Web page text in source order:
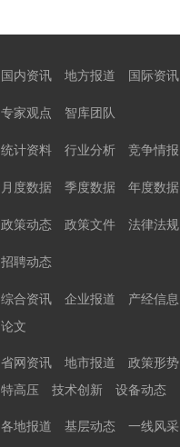
国内资讯 地方报道 国际资讯
专家观点 智库团队
统计资料 行业分析 竞争情报
月度数据 季度数据 年度数据
政策动态 政策文件 法律法规
招聘动态
综合资讯 企业报道 产经信息
论文
省网资讯 地市报道 政策形势
特高压 技术创新 设备动态
各地报道 基层动态 一线风采